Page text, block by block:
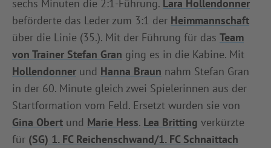
sechs Minuten die 2:1-Führung. Lara Hollendonner
beförderte das Leder zum 3:1 der Heimmannschaft
über die Linie (35.). Mit der Führung für das Team
von Trainer Stefan Gran ging es in die Kabine. Mit
Hollendonner und Hanna Braun nahm Stefan Gran
in der 60. Minute gleich zwei Spielerinnen aus der
Startformation vom Feld. Ersetzt wurden sie von
Gina Obert und Marie Hess. Lea Britting verkürzte
für (SG) 1. FC Reichenschwand/1. FC Schnaittach